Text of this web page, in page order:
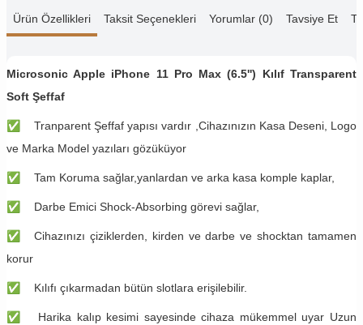
Ürün Özellikleri Taksit Seçenekleri Yorumlar (0) Tavsiye Et
Microsonic Apple iPhone 11 Pro Max (6.5'') Kılıf Transparent
Soft Şeffaf
✅ Tranparent Şeffaf yapısı vardır ,Cihazınızın Kasa Deseni, Logo
ve Marka Model yazıları gözüküyor
✅ Tam Koruma sağlar,yanlardan ve arka kasa komple kaplar,
✅ Darbe Emici Shock-Absorbing görevi sağlar,
✅ Cihazınızı çiziklerden, kirden ve darbe ve shocktan tamamen
korur
✅ Kılıfı çıkarmadan bütün slotlara erişilebilir.
✅ Harika kalıp kesimi sayesinde cihaza mükemmel uyar Uzun